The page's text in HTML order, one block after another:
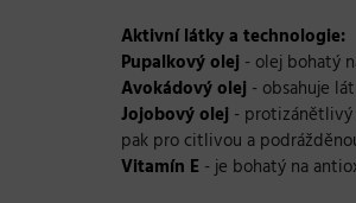
Aktivní látky a technologie:
Pupalkový olej - olej bohatý
Avokádový olej - obsahuje
Jojobový olej - protizánětlivý
pak pro citlivou a
Vitamín E - je bohatý na